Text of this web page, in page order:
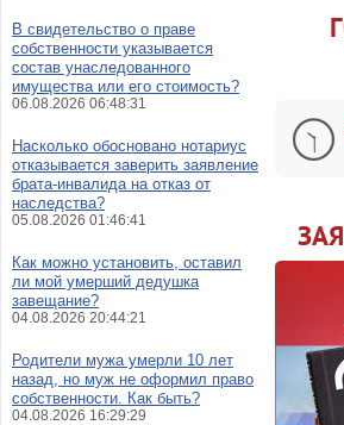
В свидетельство о праве
собственности указывается
состав унаследованного
имущества или его стоимость?
06.08.2026 06:48:31
Насколько обосновано нотариус
отказывается заверить заявление
брата-инвалида на отказ от
наследства?
05.08.2026 01:46:41
Как можно установить, оставил
ли мой умерший дедушка
завещание?
04.08.2026 20:44:21
Родители мужа умерли 10 лет
назад, но муж не оформил право
собственности. Как быть?
04.08.2026 16:29:29